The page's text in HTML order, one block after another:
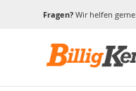
Fragen?Wir helfen gerne: